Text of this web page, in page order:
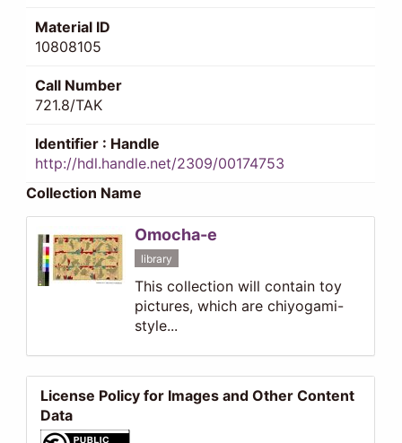
Material ID
10808105
Call Number
721.8/TAK
Identifier : Handle
http://hdl.handle.net/2309/00174753
Collection Name
Omocha-e
library
This collection will contain toy
pictures, which are chiyogami-
style...
License Policy for Images and Other Content
Data